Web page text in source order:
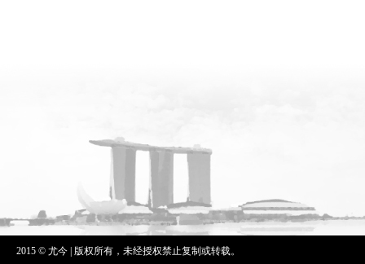
2015 © 尤今 | 版权所有，未经授权禁止复制或转载。